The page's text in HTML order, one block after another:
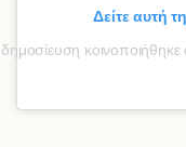
Δείτε αυτή